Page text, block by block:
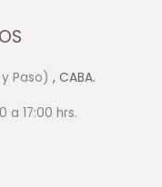
Paso) , CABA.
a 17:00 hrs.